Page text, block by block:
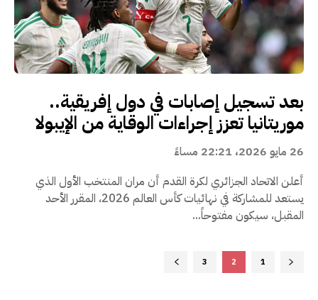
بعد تسجيل إصابات في دول إفريقية..
موريتانيا تعزز إجراءات الوقاية من الإيبولا
26 مايو 2026، 22:21 مساءً
أعلن الاتحاد الجزائري لكرة القدم أن مران المنتخب الأول الذي
يستعد للمشاركة في نهائيات كأس العالم 2026، المقرر الأحد
المقبل، سيكون مفتوحاً...
1
2
3